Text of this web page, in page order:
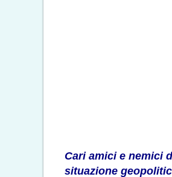
Cari amici e nemici
situazione